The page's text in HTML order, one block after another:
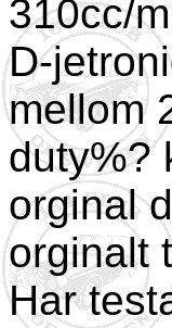
310cc/
D-
mellom
duty%?
orginal
orginalt
Har